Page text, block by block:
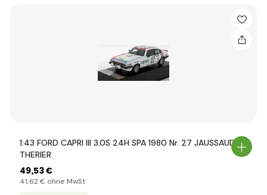
1:43 FORD CAPRI III 3.0S 24H SPA 1980 Nr. 27 JAUSSAUD /
THERIER
49,53 €
41,62 € ohne MwSt